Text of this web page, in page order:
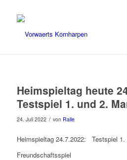
Heimspieltag heute
Testspiel 1. und 2.
24. Juli 2022 / von Ralle
Heimspieltag 24.7.2022: Testspiel 1.
Freundschaftsspiel